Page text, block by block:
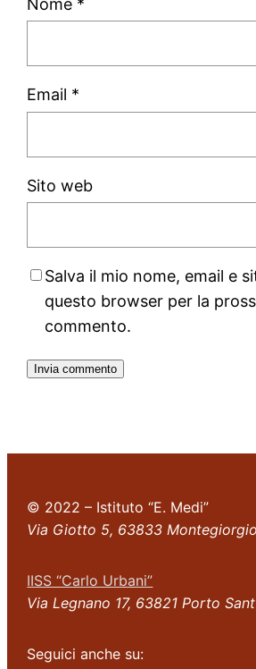
Email *
Sito web
Salva il mio nome, email e
questo browser per la
commento.
© 2022 – Istituto “E. Medi”
Via Giotto 5, 63833
IISS “Carlo Urbani”
Via Legnano 17, 63821 Porto
Seguici anche su: